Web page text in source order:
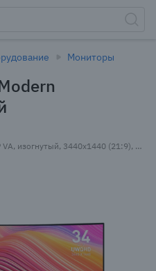
Мониторы
Монитор 34" MSI Modern MD342CQP VA, изогнутый, 3440x1440 (21:9), 300кд/м2, 120 Гц, 1 мс, 178°/178°, HDMI, DisplayPort, USB Type-C, USB-Hub, черный (9S6-3PC59H-043)